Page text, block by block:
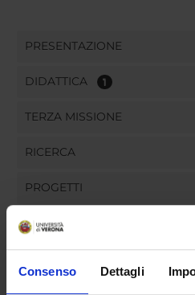
Consenso Dettagli
PRESENTAZIONE
DIDATTICA 1
TERZA MISSIONE
RICERCA
PROGETTI
INCARICHI